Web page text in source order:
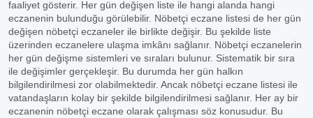
faaliyet gösterir. Her gün değişen liste ile hangi alanda hangi
eczanenin bulunduğu görülebilir. Nöbetçi eczane listesi de her gün
değişen nöbetçi eczaneler ile birlikte değişir. Bu şekilde liste
üzerinden eczanelere ulaşma imkânı sağlanır. Nöbetçi eczanelerin
her gün değişme sistemleri ve sıraları bulunur. Sistematik bir sıra
ile değişimler gerçekleşir. Bu durumda her gün halkın
bilgilendirilmesi zor olabilmektedir. Ancak nöbetçi eczane listesi ile
vatandaşların kolay bir şekilde bilgilendirilmesi sağlanır. Her ay bir
eczanenin nöbetçi eczane olarak çalışması söz konusudur. Bu